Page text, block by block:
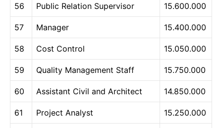
56 Public Relation Supervisor 15.600.000
57 Manager 15.400.000
58 Cost Control 15.050.000
59 Quality Management Staff 15.750.000
60 Assistant Civil and Architect 14.850.000
61 Project Analyst 15.250.000